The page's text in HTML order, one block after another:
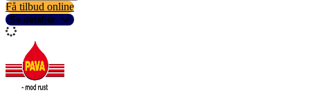
Få tilbud online
Se detaljer